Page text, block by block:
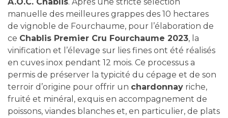
manuelle des meilleures grappes des 10 hectares
de vignoble de Fourchaume, pour l’élaboration de
ce Chablis Premier Cru Fourchaume 2023, la
vinification et l’élevage sur lies fines ont été réalisés
en cuves inox pendant 12 mois. Ce processus a
permis de préserver la typicité du cépage et de son
terroir d’origine pour offrir un chardonnay riche,
fruité et minéral, exquis en accompagnement de
poissons, viandes blanches et, en particulier, de plats